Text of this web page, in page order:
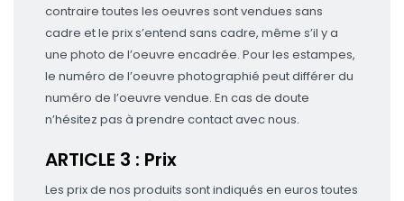
contraire toutes les oeuvres sont vendues sans
cadre et le prix s’entend sans cadre, même s’il y a
une photo de l’oeuvre encadrée. Pour les estampes,
le numéro de l’oeuvre photographié peut différer du
numéro de l’oeuvre vendue. En cas de doute
n’hésitez pas à prendre contact avec nous.
ARTICLE 3 : Prix
Les prix de nos produits sont indiqués en euros toutes